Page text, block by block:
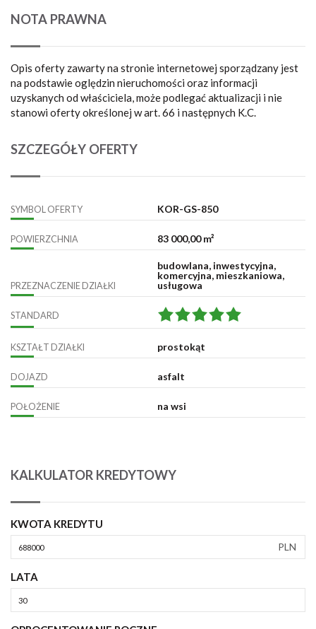
NOTA PRAWNA
Opis oferty zawarty na stronie internetowej sporządzany jest
na podstawie oględzin nieruchomości oraz informacji
uzyskanych od właściciela, może podlegać aktualizacji i nie
stanowi oferty określonej w art. 66 i następnych K.C.
SZCZEGÓŁY OFERTY
SYMBOL OFERTY KOR-GS-850
POWIERZCHNIA 83 000,00 m²
PRZEZNACZENIE DZIAŁKI
budowlana, inwestycyjna,
komercyjna, mieszkaniowa,
usługowa
STANDARD
KSZTAŁT DZIAŁKI prostokąt
DOJAZD asfalt
POŁOŻENIE na wsi
KALKULATOR KREDYTOWY
KWOTA KREDYTU
PLN
LATA